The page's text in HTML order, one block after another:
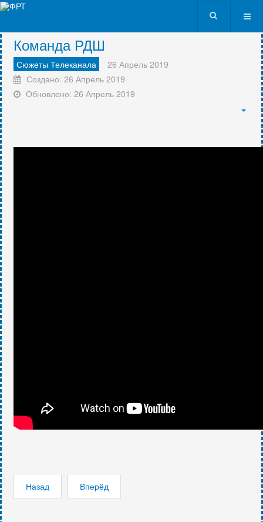
VK9562
Команда РДШ
Сюжеты Телеканала
26 Апрель 2019
Создано: 26 Апрель 2019
Обновлено: 26 Апрель 2019
Назад Вперёд